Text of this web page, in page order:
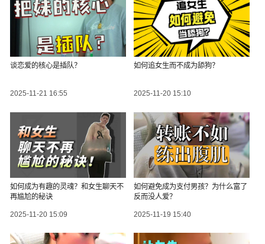
谈恋爱的核心是插队？
2025-11-21 16:55
如何追女生而不成为舔狗？
2025-11-20 15:10
如何成为有趣的灵魂？和女生聊天不
再尴尬的秘诀
2025-11-20 15:09
如何避免成为支付男孩？为什么富了
反而没人爱？
2025-11-19 15:40